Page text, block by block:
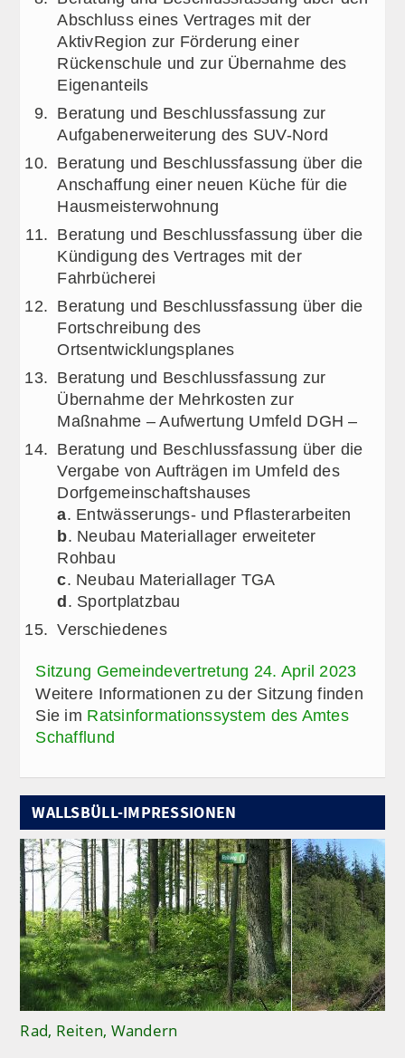
Abschluss eines Vertrages mit der
AktivRegion zur Förderung einer
Rückenschule und zur Übernahme des
Eigenanteils
Beratung und Beschlussfassung zur
Aufgabenerweiterung des SUV-Nord
Beratung und Beschlussfassung über die
Anschaffung einer neuen Küche für die
Hausmeisterwohnung
Beratung und Beschlussfassung über die
Kündigung des Vertrages mit der
Fahrbücherei
Beratung und Beschlussfassung über die
Fortschreibung des
Ortsentwicklungsplanes
Beratung und Beschlussfassung zur
Übernahme der Mehrkosten zur
Maßnahme – Aufwertung Umfeld DGH –
Beratung und Beschlussfassung über die
Vergabe von Aufträgen im Umfeld des
Dorfgemeinschaftshauses
a. Entwässerungs- und Pflasterarbeiten
b. Neubau Materiallager erweiteter
Rohbau
c. Neubau Materiallager TGA
d. Sportplatzbau
Verschiedenes
Sitzung Gemeindevertretung 24. April 2023
Weitere Informationen zu der Sitzung finden
Sie im Ratsinformationssystem des Amtes
Schafflund
WALLSBÜLL-IMPRESSIONEN
Rad, Reiten, Wandern